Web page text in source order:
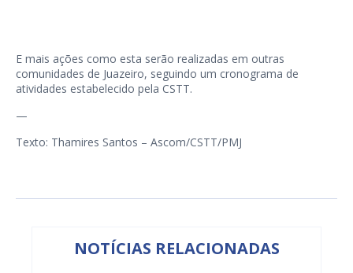
E mais ações como esta serão realizadas em outras
comunidades de Juazeiro, seguindo um cronograma de
atividades estabelecido pela CSTT.
—
Texto: Thamires Santos – Ascom/CSTT/PMJ
NOTÍCIAS RELACIONADAS